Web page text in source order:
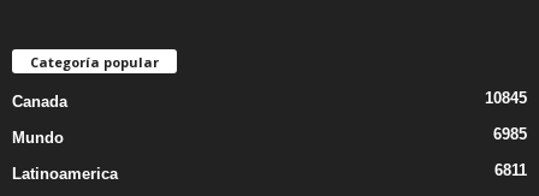
Categoría popular
Canada 10845
Mundo 6985
Latinoamerica 6811